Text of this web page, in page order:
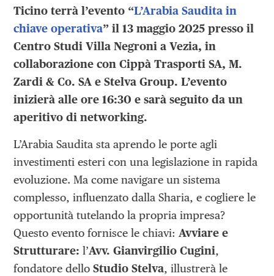
Ticino terrà l’evento “L’Arabia Saudita in
chiave operativa” il 13 maggio 2025 presso il
Centro Studi Villa Negroni a Vezia, in
collaborazione con Cippà Trasporti SA, M.
Zardi & Co. SA e Stelva Group. L’evento
inizierà alle ore 16:30 e sarà seguito da un
aperitivo di networking.
L’Arabia Saudita sta aprendo le porte agli
investimenti esteri con una legislazione in rapida
evoluzione. Ma come navigare un sistema
complesso, influenzato dalla Sharia, e cogliere le
opportunità tutelando la propria impresa?
Questo evento fornisce le chiavi: Avviare e
Strutturare: l’Avv. Gianvirgilio Cugini,
fondatore delloStudio Stelva, illustrerà le